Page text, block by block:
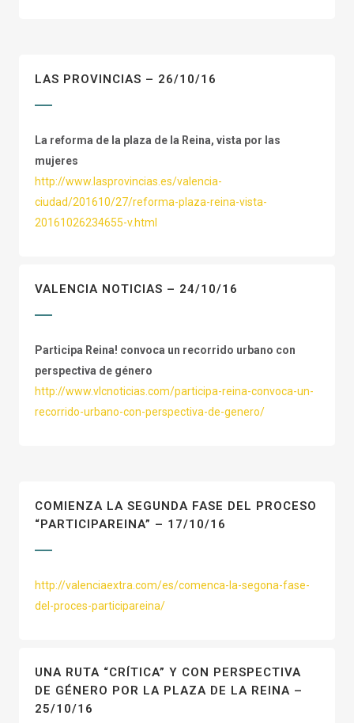
LAS PROVINCIAS – 26/10/16
La reforma de la plaza de la Reina, vista por las
mujeres
http://www.lasprovincias.es/valencia-
ciudad/201610/27/reforma-plaza-reina-vista-
20161026234655-v.html
VALENCIA NOTICIAS – 24/10/16
Participa Reina! convoca un recorrido urbano con
perspectiva de género
http://www.vlcnoticias.com/participa-reina-convoca-un-
recorrido-urbano-con-perspectiva-de-genero/
COMIENZA LA SEGUNDA FASE DEL PROCESO
“PARTICIPAREINA” – 17/10/16
http://valenciaextra.com/es/comenca-la-segona-fase-
del-proces-participareina/
UNA RUTA “CRÍTICA” Y CON PERSPECTIVA
DE GÉNERO POR LA PLAZA DE LA REINA –
25/10/16